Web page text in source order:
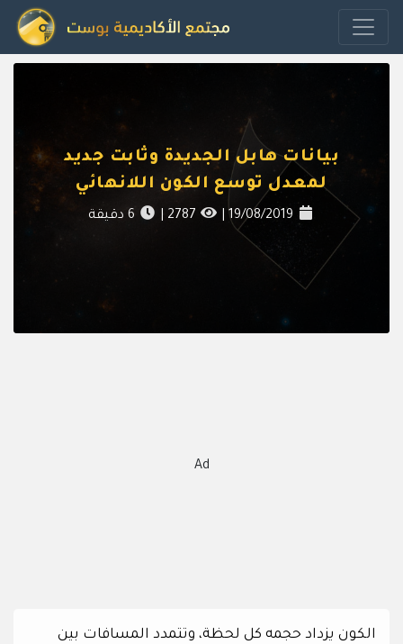
بيانات هابل الجديدة وثابت جديد
لمعدل توسع الكون اللانهائي
19/08/2019
6 دقيقة
Ad
الكون يزداد حجمه كل لحظة، وتتمدد المسافات بين